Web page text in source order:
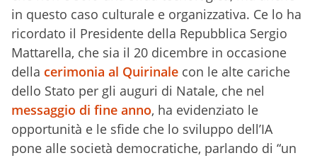
in questo caso culturale e organizzativa. Ce lo ha
ricordato il Presidente della Repubblica Sergio
Mattarella, che sia il 20 dicembre in occasione
della cerimonia al Quirinale con le alte cariche
dello Stato per gli auguri di Natale, che nel
messaggio di fine anno, ha evidenziato le
opportunità e le sfide che lo sviluppo dell’IA
pone alle società democratiche, parlando di “un